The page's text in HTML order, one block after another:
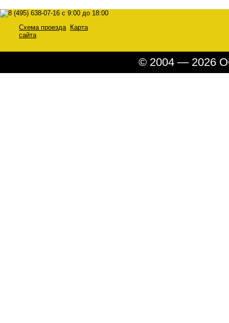
Схема проезда
Карта
сайта
© 2004 — 2026